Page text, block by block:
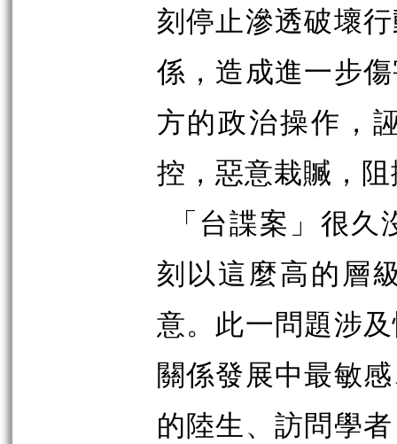
刻停止滲透破壞
係，造成進一步
方的政治操作，
控，惡意栽贓，
「台諜案」很
刻以這麼高的層
意。此一問題涉
關係發展中最敏
的陸生、訪問學